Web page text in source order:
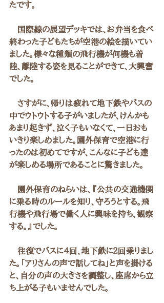
たです。
国際線の展望デッキでは、お弁当を食べ
終わった子どもたちが空港の絵を描いてい
ました。様々な種類の飛行機が何機も着
陸、離陸する姿を見ることができて、大興奮
でした。
さすがに、帰りは疲れて地下鉄やバスの
中でウトウトする子がいましたが、けんかも
あまり起きず、泣く子もいなくて、一日おも
いきり楽しめました。園外保育で空港に行
ったのは初めてですが、こんなに子ども達
が楽しめる場所であることに驚きました。
園外保育のねらいは、『公共の交通機関
に乗る時のルールを知り、守ろうとする。飛
行機や飛行場で働く人に興味を持ち、観察
する。』でした。
往復でバスに４回、地下鉄に２回乗りまし
た。「アリさんの声で話してね」と声を掛ける
と、自分の声の大きさを調整し、座席から立
ち上がる子もいませんでした。